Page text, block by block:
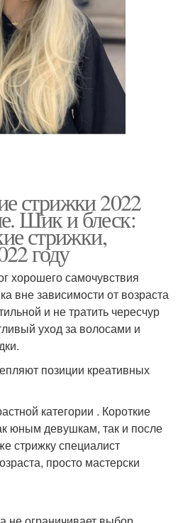
стрижки 2022
Шик и блеск:
стрижки,
году
хорошего самочувствия
вне зависимости от возраста
и не тратить чересчур
уход за волосами и
позиции креативных
категории . Короткие
юным девушкам, так и после
стрижку специалист
просто мастерски